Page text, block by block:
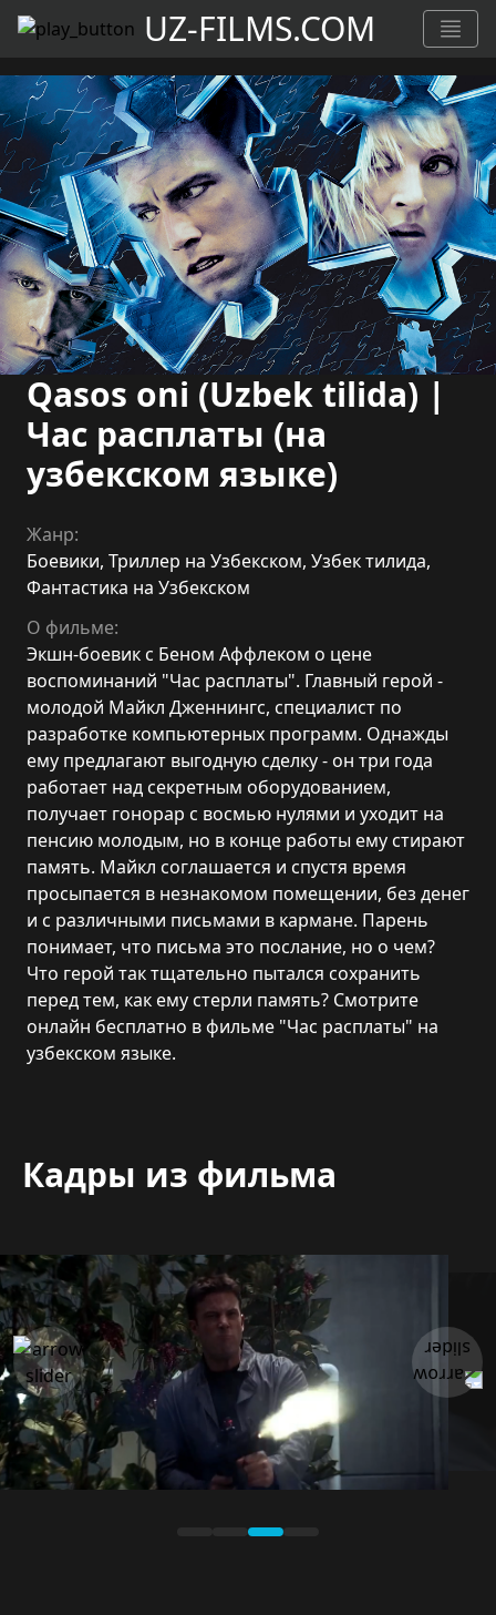
UZ-FILMS.COM
Qasos oni (Uzbek tilida) |
Час расплаты (на
узбекском языке)
Жанр:
Боевики, Триллер на Узбекском, Узбек тилида,
Фантастика на Узбекском
О фильме:
Экшн-боевик с Беном Аффлеком о цене
воспоминаний "Час расплаты". Главный герой -
молодой Майкл Дженнингс, специалист по
разработке компьютерных программ. Однажды
ему предлагают выгодную сделку - он три года
работает над секретным оборудованием,
получает гонорар с восмью нулями и уходит на
пенсию молодым, но в конце работы ему стирают
память. Майкл соглашается и спустя время
просыпается в незнакомом помещении, без денег
и с различными письмами в кармане. Парень
понимает, что письма это послание, но о чем?
Что герой так тщательно пытался сохранить
перед тем, как ему стерли память? Смотрите
онлайн бесплатно в фильме "Час расплаты" на
узбекском языке.
Кадры из фильма